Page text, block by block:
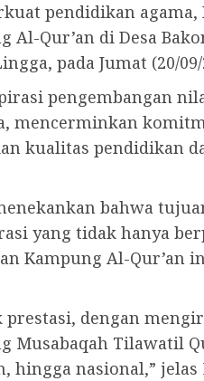
pendidikan agama,
Al-Qur’an di Desa
pada Jumat (20/09/
pengembangan
mencerminkan
kualitas pendidikan
bahwa
yang tidak hanya
Kampung Al-Qur’an
prestasi, dengan
Musabaqah Tilawatil
hingga nasional,” jelas